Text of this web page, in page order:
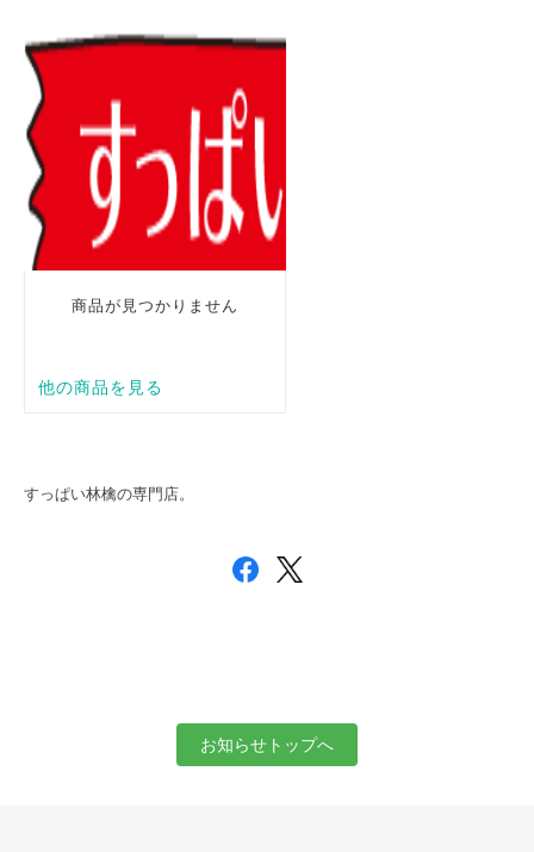
すっぱい林檎の専門店。
お知らせトップへ